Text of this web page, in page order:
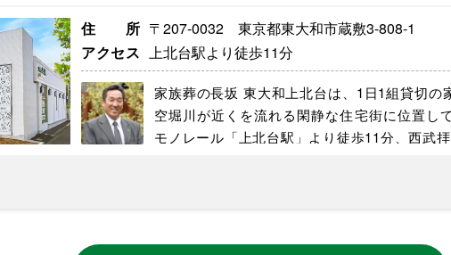
住所 〒207-0032 東京都東大和市蔵敷3-808-1
アクセス 上北台駅より徒歩11分
家族葬の長坂 東大和上北台は、1日1組貸切の
空堀川が近くを流れる閑静な住宅街に位置し
モノレール「上北台駅」より徒歩11分、西武